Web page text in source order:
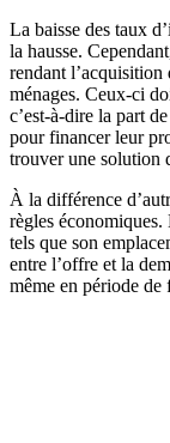
La baisse des taux
la hausse.
rendant
ménages. Ceux-ci
c’est-à-dire la part
pour financer leur
trouver une solution
À la différence
règles
tels que son
entre l’offre et la
même en période de